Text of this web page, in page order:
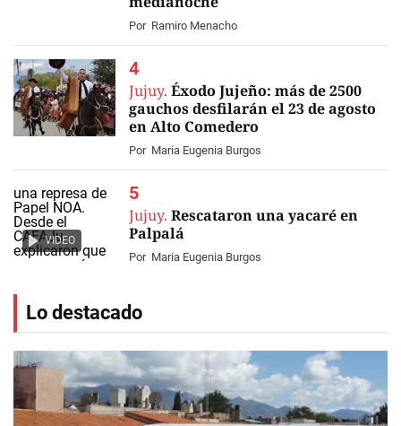
Por Ramiro Menacho
Jujuy. Éxodo Jujeño: más de 2500
gauchos desfilarán el 23 de agosto
en Alto Comedero
Por Maria Eugenia Burgos
VIDEO
Jujuy. Rescataron una yacaré en
Palpalá
Por Maria Eugenia Burgos
Lo destacado